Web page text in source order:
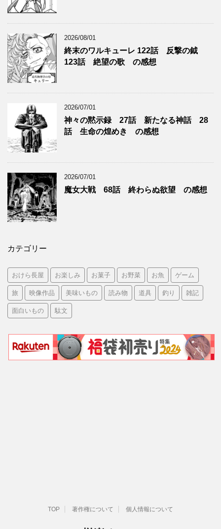
2026/08/01
終末のワルキューレ 122話 反撃の鉞
123話 絶望の歌 の感想
2026/07/01
神々の黙示録 27話 新たなる神話 28
話 生命の煌めき の感想
2026/07/01
魔女大戦 68話 終わらぬ欲望 の感想
カテゴリー
おけら長屋 お楽しみ お菓子 お野菜 お魚 ゲーム
旅 映像作品 美味いもの 読み物 道具 釣り 雑記
面白いもの 駄文
TOP 著作権について 個人情報について